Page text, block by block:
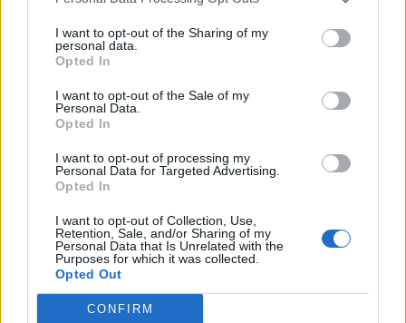
I want to opt-out of the Sharing of my
personal data.
Opted In
I want to opt-out of the Sale of my
Personal Data.
Opted In
I want to opt-out of processing my
Personal Data for Targeted Advertising.
Opted In
I want to opt-out of Collection, Use,
Retention, Sale, and/or Sharing of my
Personal Data that Is Unrelated with the
Purposes for which it was collected.
Opted Out
CONFIRM